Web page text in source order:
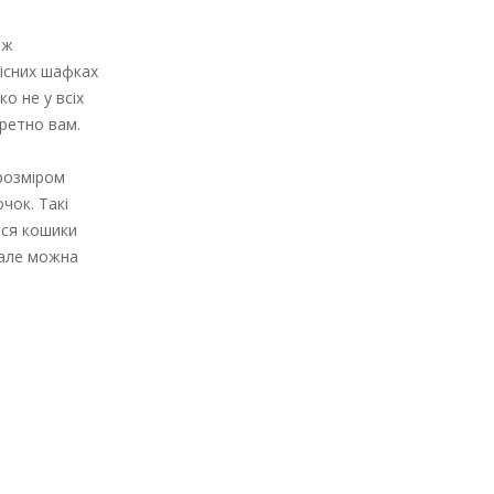
шафках
не у всіх
вам.
Такі
кошики
можна